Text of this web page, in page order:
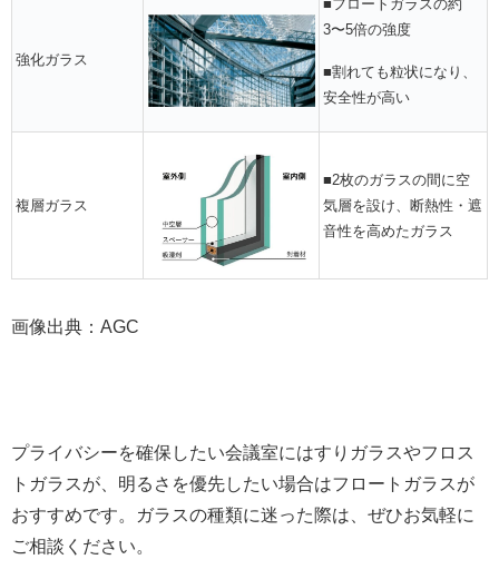
強化ガラス
■フロートガラスの約
3〜5倍の強度
■割れても粒状になり、
安全性が高い
複層ガラス
■2枚のガラスの間に空
気層を設け、断熱性・遮
音性を高めたガラス
画像出典： AGC
プライバシーを確保したい会議室にはすりガラスやフロス
トガラスが、明るさを優先したい場合はフロートガラスが
おすすめです。ガラスの種類に迷った際は、ぜひお気軽に
ご相談 ください。